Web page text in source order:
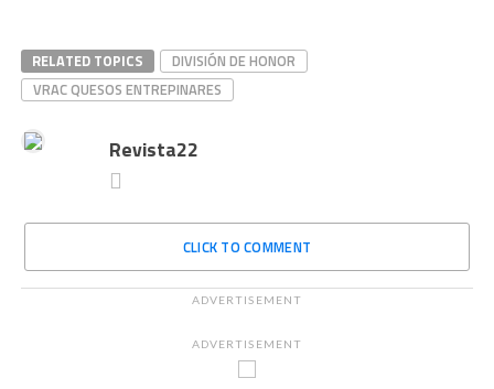
RELATED TOPICS
DIVISIÓN DE HONOR
VRAC QUESOS ENTREPINARES
Revista22
CLICK TO COMMENT
ADVERTISEMENT
ADVERTISEMENT